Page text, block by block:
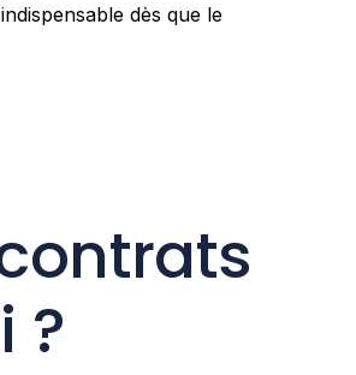
dès que le
?